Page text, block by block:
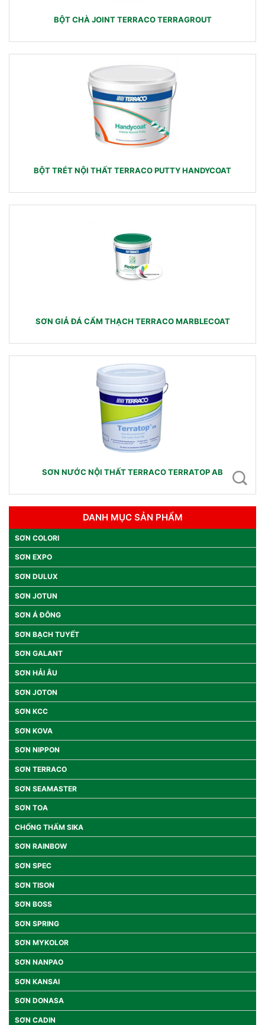
BỘT CHÀ JOINT TERRACO TERRAGROUT
BỘT TRÉT NỘI THẤT TERRACO PUTTY HANDYCOAT
SƠN GIẢ ĐÁ CẨM THẠCH TERRACO MARBLECOAT
SƠN NƯỚC NỘI THẤT TERRACO TERRATOP AB
DANH MỤC SẢN PHẨM
SƠN COLORI
SƠN EXPO
SƠN DULUX
SƠN JOTUN
SƠN Á ĐÔNG
SƠN BẠCH TUYẾT
SƠN GALANT
SƠN HẢI ÂU
SƠN JOTON
SƠN KCC
SƠN KOVA
SƠN NIPPON
SƠN TERRACO
SƠN SEAMASTER
SƠN TOA
CHỐNG THẤM SIKA
SƠN RAINBOW
SƠN SPEC
SƠN TISON
SƠN BOSS
SƠN SPRING
SƠN MYKOLOR
SƠN NANPAO
SƠN KANSAI
SƠN DONASA
SƠN CADIN